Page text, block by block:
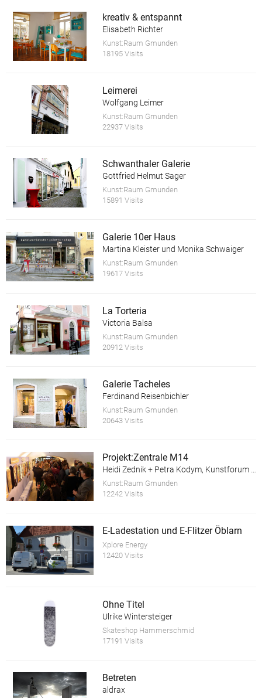
kreativ & entspannt
Elisabeth Richter
Kunst:Raum Gmunden
18195 Visits
Leimerei
Wolfgang Leimer
Kunst:Raum Gmunden
22937 Visits
Schwanthaler Galerie
Gottfried Helmut Sager
Kunst:Raum Gmunden
15891 Visits
Galerie 10er Haus
Martina Kleister und Monika Schwaiger
Kunst:Raum Gmunden
19617 Visits
La Torteria
Victoria Balsa
Kunst:Raum Gmunden
20912 Visits
Galerie Tacheles
Ferdinand Reisenbichler
Kunst:Raum Gmunden
20643 Visits
Projekt:Zentrale M14
Kunst:Raum Gmunden
12242 Visits
E-Ladestation und E-Flitzer Öblarn
Xplore Energy
12420 Visits
Ohne Titel
Ulrike Wintersteiger
Skateshop Hammerschmid
17191 Visits
Betreten
aldrax